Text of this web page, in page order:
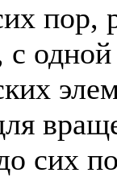
пор,
с
сих